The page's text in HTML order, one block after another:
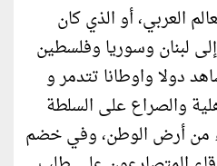
العربي، أو الذي كان
لبنان وسوريا وفلسطين
دولا واوطانا تتدمر و
والصراع على السلطة
من أرض الوطن، وفي خضم